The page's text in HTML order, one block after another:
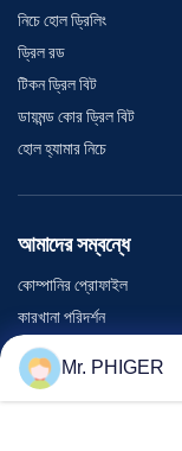
নিচে হোল ড্রিলিং
ড্রিল রড
টিকন ড্রিল বিট
ডায়মন্ড কোর ড্রিল বিট
হোল হ্যামার নিচে
আমাদের সম্বন্ধে
কোম্পানির প্রোফাইল
কারখানা পরিদর্শন
গুণমান নিয়ন্ত্রণ
সাইট ম্যাপ
Mr. PHIGER